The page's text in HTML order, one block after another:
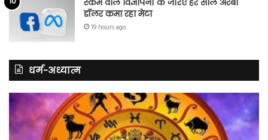
डॉलर कमा रहा मेटा
19 hours ago
धर्म-अध्यात्म